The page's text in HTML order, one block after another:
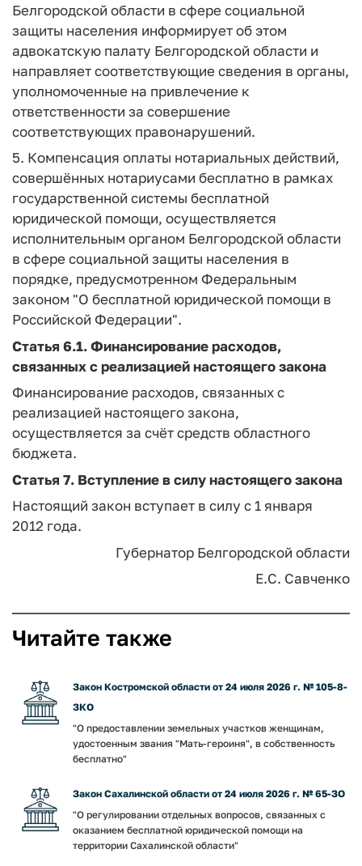
Белгородской области в сфере социальной
защиты населения информирует об этом
адвокатскую палату Белгородской области и
направляет соответствующие сведения в органы,
уполномоченные на привлечение к
ответственности за совершение
соответствующих правонарушений.
5. Компенсация оплаты нотариальных действий,
совершённых нотариусами бесплатно в рамках
государственной системы бесплатной
юридической помощи, осуществляется
исполнительным органом Белгородской области
в сфере социальной защиты населения в
порядке, предусмотренном Федеральным
законом "О бесплатной юридической помощи в
Российской Федерации".
Статья 6.1. Финансирование расходов,
связанных с реализацией настоящего закона
Финансирование расходов, связанных с
реализацией настоящего закона,
осуществляется за счёт средств областного
бюджета.
Статья 7. Вступление в силу настоящего закона
Настоящий закон вступает в силу с 1 января
2012 года.
Губернатор Белгородской области
Е.С. Савченко
Читайте также
Закон Костромской области от 24 июля 2026 г. № 105-8-
ЗКО
"О предоставлении земельных участков женщинам,
удостоенным звания "Мать-героиня", в собственность
бесплатно"
Закон Сахалинской области от 24 июля 2026 г. № 65-ЗО
"О регулировании отдельных вопросов, связанных с
оказанием бесплатной юридической помощи на
территории Сахалинской области"